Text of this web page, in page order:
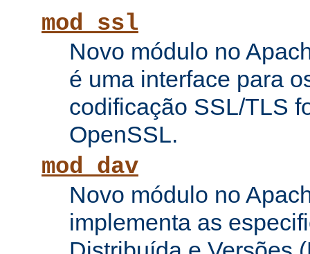
mod_ssl
Novo módulo no
é uma interface para
codificação SSL/TLS
OpenSSL.
mod_dav
Novo módulo no
implementa as